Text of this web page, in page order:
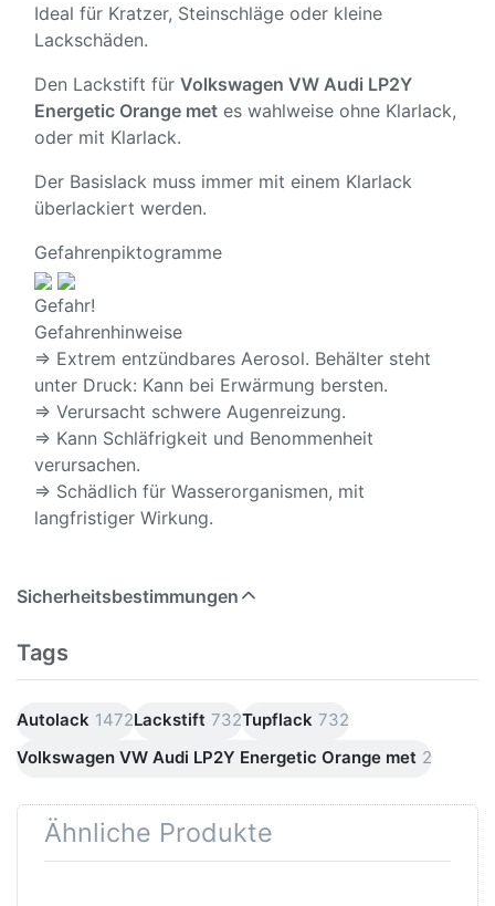
Ideal für Kratzer, Steinschläge oder kleine
Lackschäden.
Den Lackstift für Volkswagen VW Audi LP2Y
Energetic Orange met es wahlweise ohne Klarlack,
oder mit Klarlack.
Der Basislack muss immer mit einem Klarlack
überlackiert werden.
Gefahrenpiktogramme
Gefahr!
Gefahrenhinweise
⇒ Extrem entzündbares Aerosol. Behälter steht
unter Druck: Kann bei Erwärmung bersten.
⇒ Verursacht schwere Augenreizung.
⇒ Kann Schläfrigkeit und Benommenheit
verursachen.
⇒ Schädlich für Wasserorganismen, mit
langfristiger Wirkung.
Sicherheitsbestimmungen
Tags
Autolack 1472Lackstift 732Tupflack 732
Volkswagen VW Audi LP2Y Energetic Orange met 2
Ähnliche Produkte